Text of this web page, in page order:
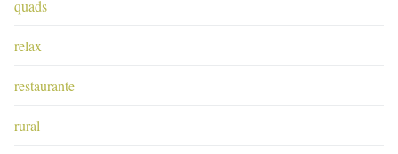
quads
relax
restaurante
rural